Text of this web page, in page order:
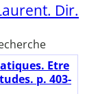
Dir.
Etre
p. 403-